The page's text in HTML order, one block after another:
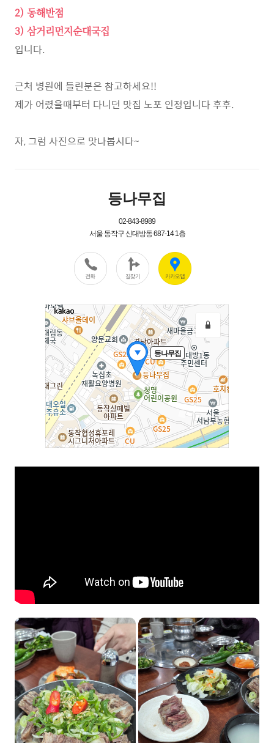
2) 동해반점
3) 삼거리먼지순대국집
입니다.
근처 병원에 들린분은 참고하세요!!
제가 어렸을때부터 다니던 맛집 노포 인정입니다 후후.
자, 그럼 사진으로 맛나봅시다~